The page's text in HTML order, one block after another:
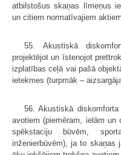
atbilstošus skaņas līmeņus
un citiem normatīvajiem
55. Akustiskā
projektējot un īstenojot
izplatības ceļā vai pašā
ietekmes (turpmāk –
56. Akustiskā
avotiem (piemēram, ielām un
spēkstaciju būvēm,
inženierbūvēm), ja to skaņas